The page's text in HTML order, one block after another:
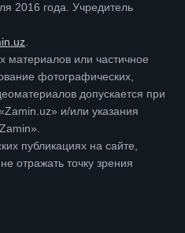
2016 года. Учредитель
материалов или частичное
фотографических,
допускается при
и/или указания
публикациях на сайте,
отражать точку зрения